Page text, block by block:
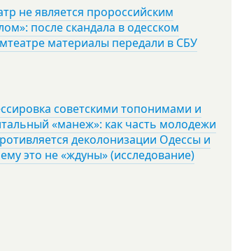
не является пророссийским
после скандала в одесском
материалы передали в СБУ
советскими топонимами и
«манеж»: как часть молодежи
деколонизации Одессы и
это не «ждуны» (исследование)